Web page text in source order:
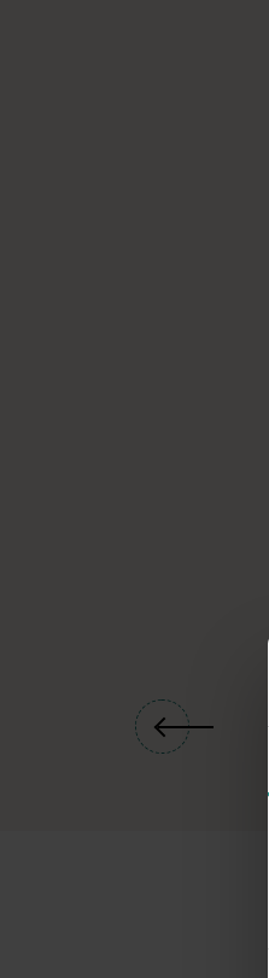
<p>Temui paus biru,